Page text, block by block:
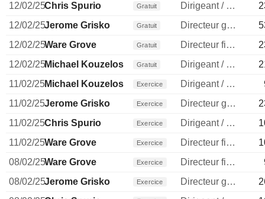
12/02/25Chris Spurio Gratuit Dirigeant / cadre principal
12/02/25Jerome Grisko Gratuit Directeur general
12/02/25Ware Grove Gratuit Directeur financier
12/02/25Michael Kouzelos Gratuit Dirigeant / cadre principal
11/02/25Michael Kouzelos Exercice Dirigeant / cadre principal
11/02/25Jerome Grisko Exercice Directeur general
11/02/25Chris Spurio Exercice Dirigeant / cadre principal
11/02/25Ware Grove Exercice Directeur financier
08/02/25Ware Grove Exercice Directeur financier
08/02/25Jerome Grisko Exercice Directeur general